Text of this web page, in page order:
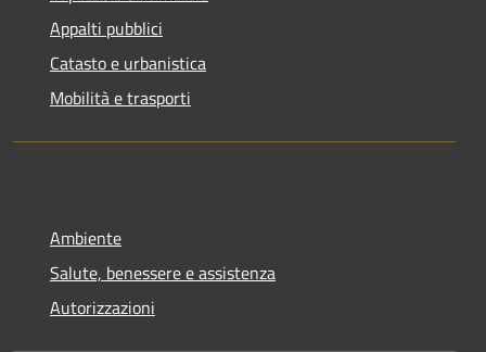
Appalti pubblici
Catasto e urbanistica
Mobilità e trasporti
Ambiente
Salute, benessere e assistenza
Autorizzazioni